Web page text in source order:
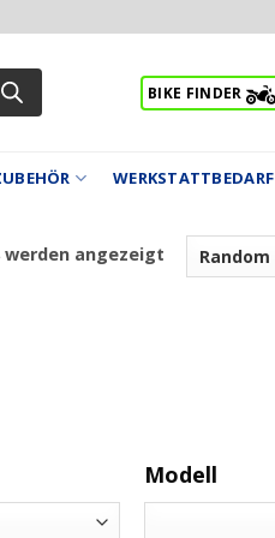
BIKE FINDER
WERKSTATTBEDARF
werden angezeigt
Modell